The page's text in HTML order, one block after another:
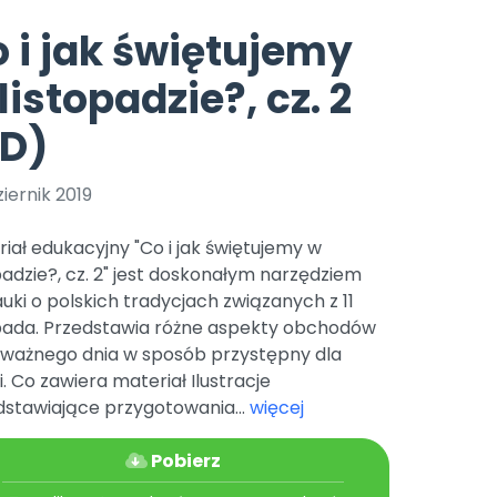
Archiwalne numery
Pomoc
Nowości
czerwca 2024 r. uzyskała
r. Nr decyzji:
Online.
Bliżej Pieska
Pomoc zwierzętom
Książka (dla) Przedszkolaka
Promowanie czytelnictwa
TikTok
Zobacz nas na TikToku
YouTube
Filmy edukacyjne
i jak świętujemy
cz. 2
2019
edukacyjny "Co i jak świętujemy w
cz. 2" jest doskonałym narzędziem
o polskich tradycjach związanych z 11
Przedstawia różne aspekty obchodów
dnia w sposób przystępny dla
Co zawiera materiał Ilustracje
przygotowania... więcej
Pobierz